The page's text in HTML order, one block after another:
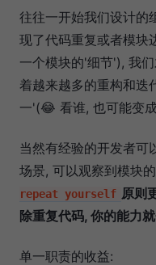
往往一开始我们设计的
现了代码重复或者模块
一个模块的'细节'), 我
着越来越多的重构和迭
一'(😂 看谁, 也可能变
当然有经验的开发者可
场景, 可以观察到模块
repeat yourself 原则
除重复代码, 你的能力
单一职责的收益: